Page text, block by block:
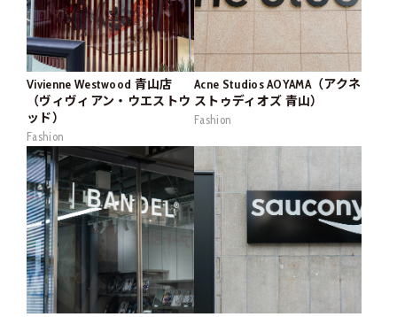
Vivienne Westwood 青山店
（ヴィヴィアン・ウエストウ
ッド）
Fashion
Acne Studios AOYAMA（アクネ
ストゥディオズ 青山）
Fashion